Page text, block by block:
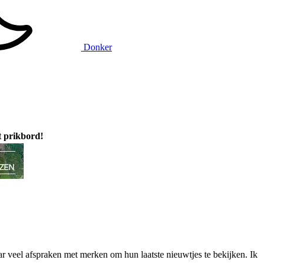
Donker
prikbord!
afspraken met merken om hun laatste nieuwtjes te bekijken. Ik